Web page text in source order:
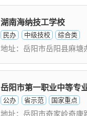
湖南海纳技工学校
民办 中级技校 综合类
地址：岳阳市岳阳县麻塘
岳阳市第一职业中等专
公办 省示范 国家重点
地址：岳阳市奇家岭奇康